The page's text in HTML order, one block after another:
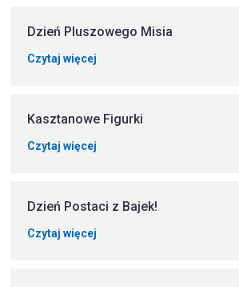
Dzień Pluszowego Misia
Czytaj więcej
Kasztanowe Figurki
Czytaj więcej
Dzień Postaci z Bajek!
Czytaj więcej